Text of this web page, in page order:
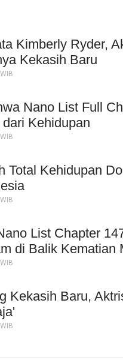
Kimberly Ryder,
Kekasih Baru
Nano List Full
Kehidupan
Total Kehidupan
List Chapter
di Balik Kematian
Kekasih Baru,